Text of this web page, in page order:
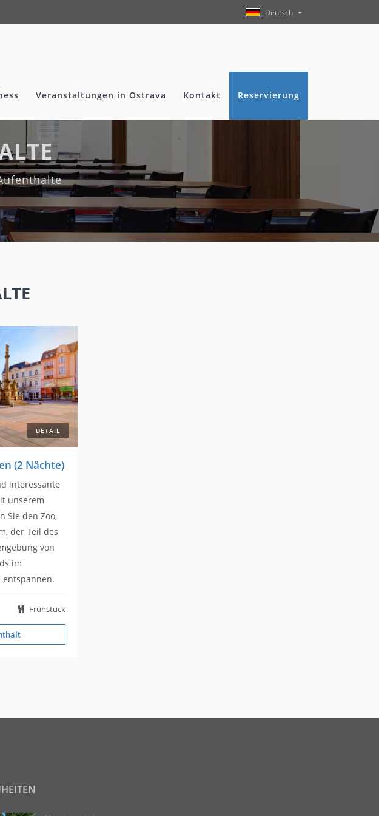
Deutsch
Veranstaltungen in Ostrava Kontakt Reservierung
DETAIL
(2 Nächte)
interessante
unserem
Sie den Zoo,
der Teil des
von
im
entspannen.
Frühstück